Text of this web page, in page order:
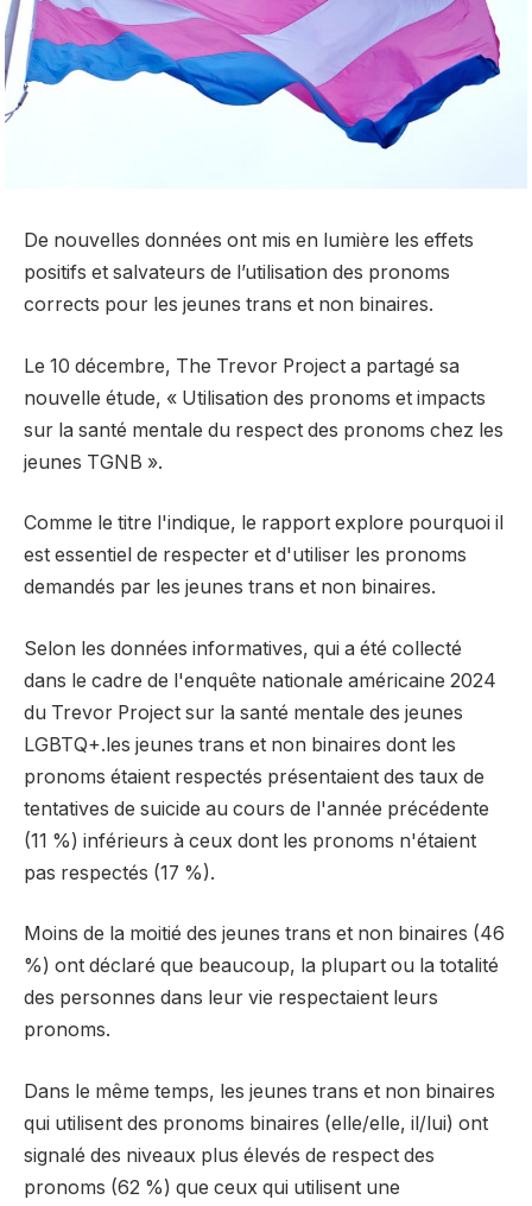
De nouvelles données ont mis en lumière les effets
positifs et salvateurs de l’utilisation des pronoms
corrects pour les jeunes trans et non binaires.
Le 10 décembre, The Trevor Project a partagé sa
nouvelle étude, « Utilisation des pronoms et impacts
sur la santé mentale du respect des pronoms chez les
jeunes TGNB ».
Comme le titre l'indique, le rapport explore pourquoi il
est essentiel de respecter et d'utiliser les pronoms
demandés par les jeunes trans et non binaires.
Selon les données informatives, qui a été collecté
dans le cadre de l'enquête nationale américaine 2024
du Trevor Project sur la santé mentale des jeunes
LGBTQ+.les jeunes trans et non binaires dont les
pronoms étaient respectés présentaient des taux de
tentatives de suicide au cours de l'année précédente
(11 %) inférieurs à ceux dont les pronoms n'étaient
pas respectés (17 %).
Moins de la moitié des jeunes trans et non binaires (46
%) ont déclaré que beaucoup, la plupart ou la totalité
des personnes dans leur vie respectaient leurs
pronoms.
Dans le même temps, les jeunes trans et non binaires
qui utilisent des pronoms binaires (elle/elle, il/lui) ont
signalé des niveaux plus élevés de respect des
pronoms (62 %) que ceux qui utilisent une